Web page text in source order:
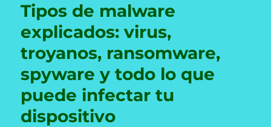
Tipos de malware
explicados: virus,
troyanos, ransomware,
spyware y todo lo que
puede infectar tu
dispositivo